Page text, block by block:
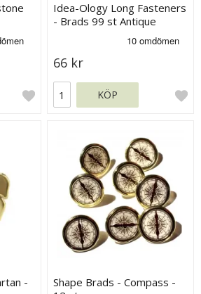
Idea-Ology Long Fasteners
- Brads 99 st Antique
Nickel, Brass & Copper
66 kr
KÖP
-
Shape Brads - Compass -